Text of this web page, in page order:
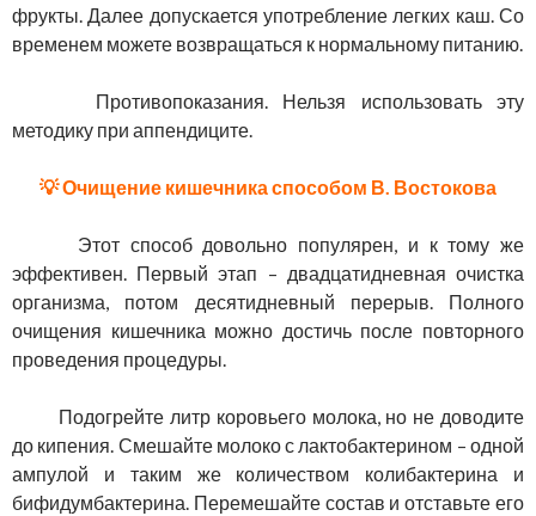
фрукты. Далее допускается употребление легких каш. Со
временем можете возвращаться к нормальному питанию.
Противопоказания. Нельзя использовать эту
методику при аппендиците.
💡 Очищение кишечника способом В. Востокова
Этот способ довольно популярен, и к тому же
эффективен. Первый этап – двадцатидневная очистка
организма, потом десятидневный перерыв. Полного
очищения кишечника можно достичь после повторного
проведения процедуры.
Подогрейте литр коровьего молока, но не доводите
до кипения. Смешайте молоко с лактобактерином – одной
ампулой и таким же количеством колибактерина и
бифидумбактерина. Перемешайте состав и отставьте его